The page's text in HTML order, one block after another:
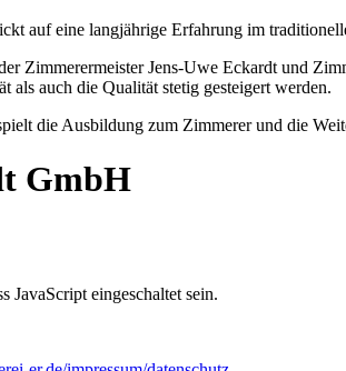
auf eine langjährige Erfahrung im
Zimmerermeister Jens-Uwe Eckardt und
auch die Qualität stetig gesteigert werden.
die Ausbildung zum Zimmerer und die
GmbH
JavaScript eingeschaltet sein.